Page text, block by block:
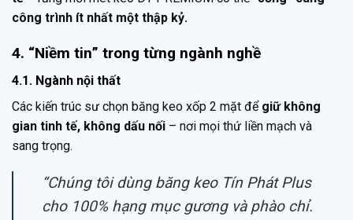
công trình ít nhất một thập kỷ.
4. “Niềm tin” trong từng ngành nghề
4.1. Ngành nội thất
Các kiến trúc sư chọn băng keo xốp 2 mặt để giữ không
gian tinh tế, không dấu nối – nơi mọi thứ liền mạch và
sang trọng.
“Chúng tôi dùng băng keo Tín Phát Plus
cho 100% hạng mục gương và phào chỉ.